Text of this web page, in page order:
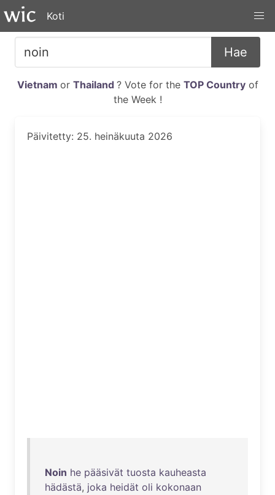
Koti
Hae
Vietnam or Thailand ? Vote for the TOP Countryof
the Week !
Päivitetty: 25. heinäkuuta 2026
Noin he pääsivät tuosta kauheasta
hädästä, joka heidät oli kokonaan